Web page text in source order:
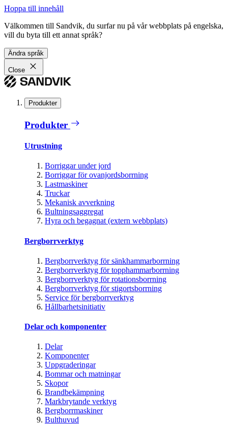
Hoppa till innehåll
Välkommen till Sandvik, du surfar nu på vår webbplats på engelska,
vill du byta till ett annat språk?
Ändra språk
Close
Produkter
Produkter
Utrustning
Borriggar under jord
Borriggar för ovanjordsborrning
Lastmaskiner
Truckar
Mekanisk avverkning
Bultningsaggregat
Hyra och begagnat (extern webbplats)
Bergborrverktyg
Bergborrverktyg för sänkhammarborrning
Bergborrverktyg för topphammarborrning
Bergborrverktyg för rotationsborrning
Bergborrverktyg för stigortsborrning
Service för bergborrverktyg
Hållbarhetsinitiativ
Delar och komponenter
Delar
Komponenter
Uppgraderingar
Bommar och matningar
Skopor
Brandbekämpning
Markbrytande verktyg
Bergborrmaskiner
Bulthuvud